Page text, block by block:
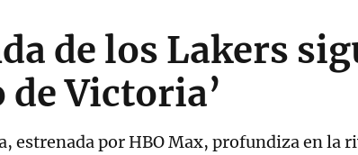
de los Lakers
de Victoria’
estrenada por HBO Max, profundiza en la